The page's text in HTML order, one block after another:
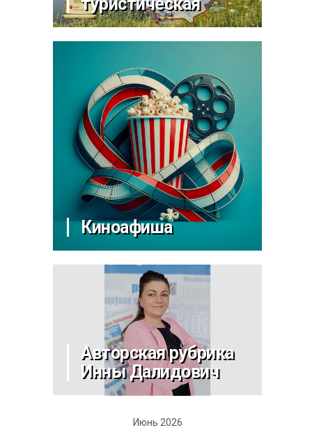
Киноафиша
Авторская рубрика
Инны Далидович
Июнь 2026